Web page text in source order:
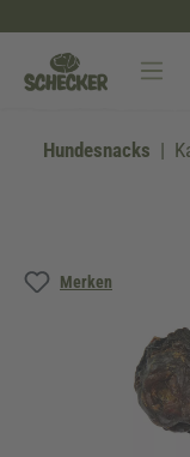
Hundesnacks
Merken
Bildergalerie